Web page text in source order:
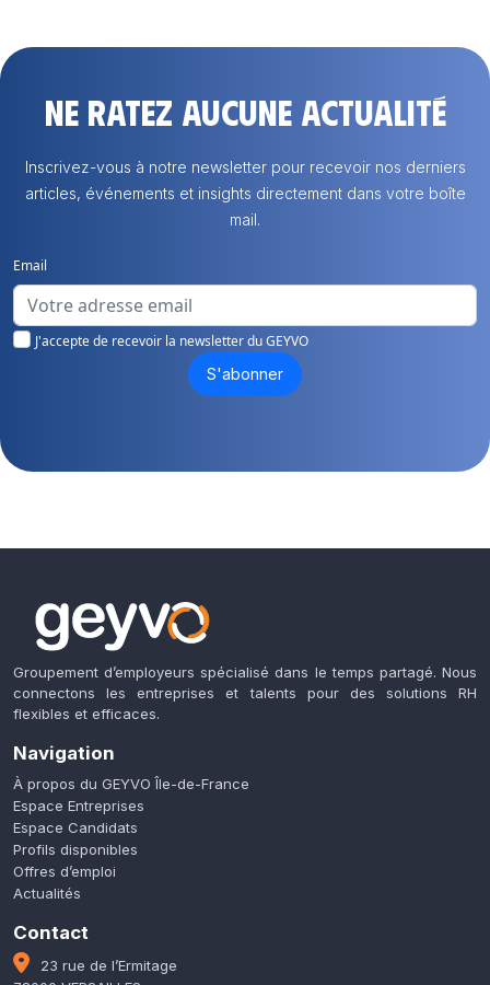
Ne ratez aucune actualité
Inscrivez-vous à notre newsletter pour recevoir nos derniers
articles, événements et insights directement dans votre boîte
mail.
Email
J'accepte de recevoir la newsletter du GEYVO
S'abonner
Groupement d’employeurs spécialisé dans le temps partagé. Nous
connectons les entreprises et talents pour des solutions RH
flexibles et efficaces.
Navigation
À propos du GEYVO Île-de-France
Espace Entreprises
Espace Candidats
Profils disponibles
Offres d’emploi
Actualités
Contact
23 rue de l’Ermitage